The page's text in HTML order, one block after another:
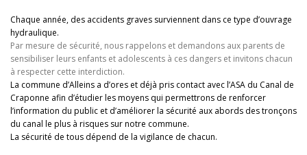
Chaque année, des accidents graves surviennent dans ce type d’ouvrage
hydraulique.
Par mesure de sécurité, nous rappelons et demandons aux parents de
sensibiliser leurs enfants et adolescents à ces dangers et invitons chacun
à respecter cette interdiction.
La commune d’Alleins a d’ores et déjà pris contact avec l’ASA du Canal de
Craponne afin d’étudier les moyens qui permettrons de renforcer
l’information du public et d’améliorer la sécurité aux abords des tronçons
du canal le plus à risques sur notre commune.
La sécurité de tous dépend de la vigilance de chacun.